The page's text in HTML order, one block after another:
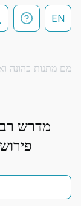
EN
מדרש